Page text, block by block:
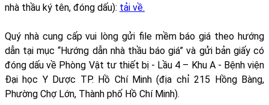
nhà thầu ký tên, đóng dấu): tải về.
Quý nhà cung cấp vui lòng gửi file mềm báo giá theo hướng
dẫn tại mục “Hướng dẫn nhà thầu báo giá” và gửi bản giấy có
đóng dấu về Phòng Vật tư thiết bị - Lầu 4 – Khu A - Bệnh viện
Đại học Y Dược TP. Hồ Chí Minh (địa chỉ 215 Hồng Bàng,
Phường Chợ Lớn, Thành phố Hồ Chí Minh).